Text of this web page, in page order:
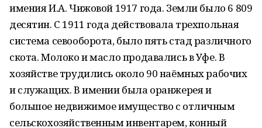
имения И.А. Чижовой 1917 года. Земли было 6 809
десятин. С 1911 года действовала трехпольная
система севооборота, было пять стад различного
скота. Молоко и масло продавались в Уфе. В
хозяйстве трудились около 90 наёмных рабочих
и служащих. В имении была оранжерея и
большое недвижимое имущество с отличным
сельскохозяйственным инвентарем, конный